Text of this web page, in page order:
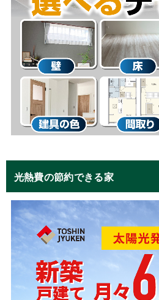
光熱費の節約できる家